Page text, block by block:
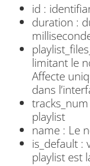
id :
duration :
limitant le
Affecte
dans
playlist
name : Le
is_default :
playlist est